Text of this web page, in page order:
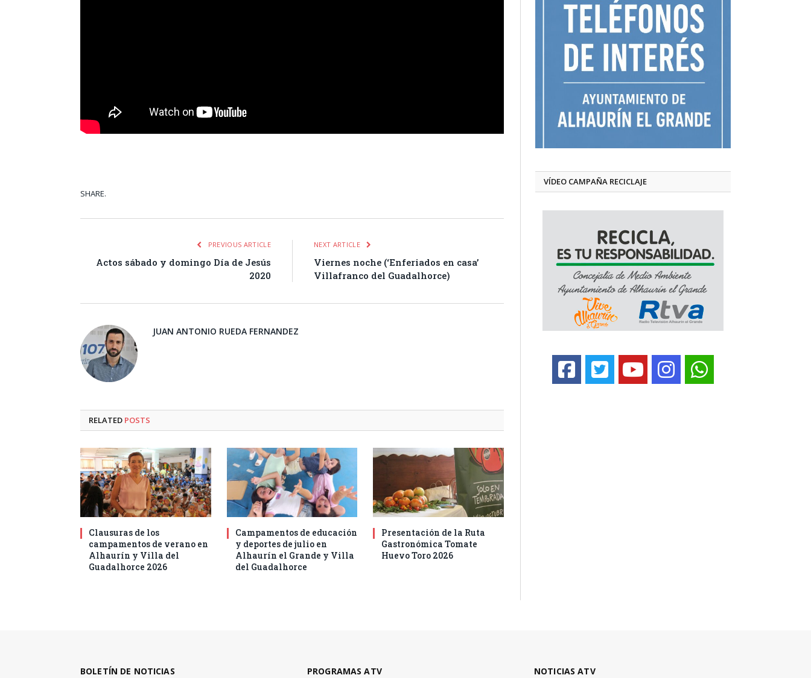
SHARE.
PREVIOUS ARTICLE
Actos sábado y domingo Día de Jesús
2020
NEXT ARTICLE
Viernes noche (‘Enferiados en casa’
Villafranco del Guadalhorce)
JUAN ANTONIO RUEDA FERNANDEZ
RELATED POSTS
Clausuras de los
campamentos de verano en
Alhaurín y Villa del
Guadalhorce 2026
Campamentos de educación
y deportes de julio en
Alhaurín el Grande y Villa
del Guadalhorce
Presentación de la Ruta
Gastronómica Tomate
Huevo Toro 2026
VÍDEO CAMPAÑA RECICLAJE
BOLETÍN DE NOTICIAS PROGRAMAS ATV NOTICIAS ATV